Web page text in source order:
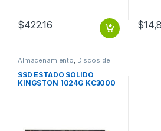
$422.16 $
Almacenamiento Discos de
Estado Solido (SSD)
SSD ESTADO SOLIDO
KINGSTON 1024G KC3000